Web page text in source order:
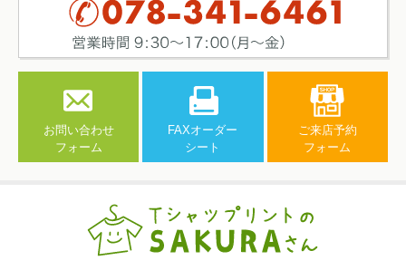
お問い合わせ
フォーム
FAXオーダー
シート
ご来店予約
フォーム